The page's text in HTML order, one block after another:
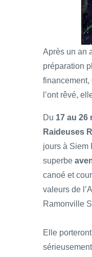
Après un an
préparation
financement,
l’ont rêvé,
Du 17 au 26
Raideuses
jours à Siem
superbe
canoé et
valeurs de
Ramonville
Elle